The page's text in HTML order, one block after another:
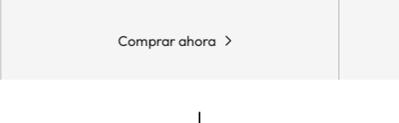
Comprar ahora